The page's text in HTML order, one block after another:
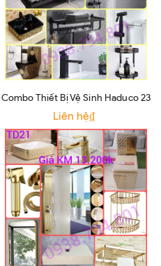
Combo Thiết Bị Vệ Sinh Haduco 23
Liên hệ₫